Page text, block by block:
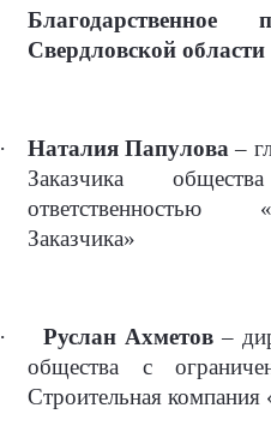
Благодарственное
Свердловской области
· Наталия Папулова –
Заказчика
ответственностью
Заказчика»
· Руслан Ахметов –
общества с
Строительная компания